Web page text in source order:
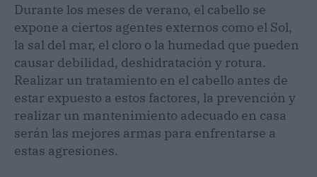
Durante los meses de verano, el cabello se
expone a ciertos agentes externos como el Sol,
la sal del mar, el cloro o la humedad que pueden
causar debilidad, deshidratación y rotura.
Realizar un tratamiento en el cabello antes de
estar expuesto a estos factores, la prevención y
realizar un mantenimiento adecuado en casa
serán las mejores armas para enfrentarse a
estas agresiones.